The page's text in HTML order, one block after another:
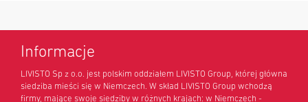
Informacje
LIVISTO Sp z o.o. jest polskim oddziałem LIVISTO Group, której główna
siedziba mieści się w Niemczech. W skład LIVISTO Group wchodzą
firmy, mające swoje siedziby w różnych krajach: w Niemczech -